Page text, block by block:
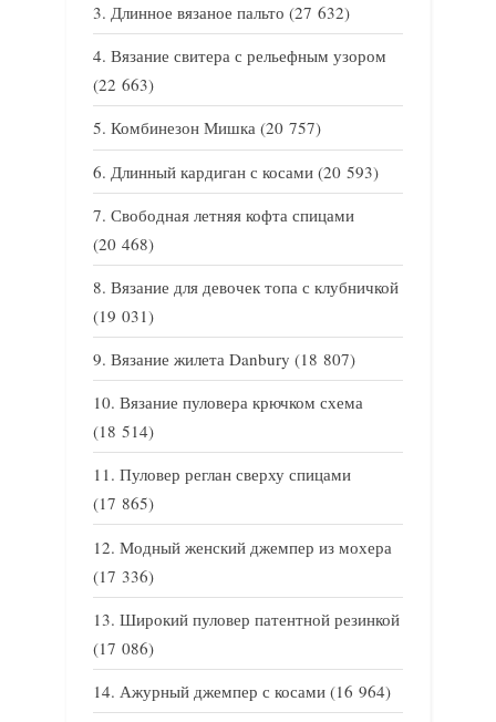
Длинное вязаное пальто (27 632)
Вязание свитера с рельефным узором
(22 663)
Комбинезон Мишка (20 757)
Длинный кардиган с косами (20 593)
Свободная летняя кофта спицами
(20 468)
Вязание для девочек топа с клубничкой
(19 031)
Вязание жилета Danbury (18 807)
Вязание пуловера крючком схема
(18 514)
Пуловер реглан сверху спицами
(17 865)
Модный женский джемпер из мохера
(17 336)
Широкий пуловер патентной резинкой
(17 086)
Ажурный джемпер с косами (16 964)